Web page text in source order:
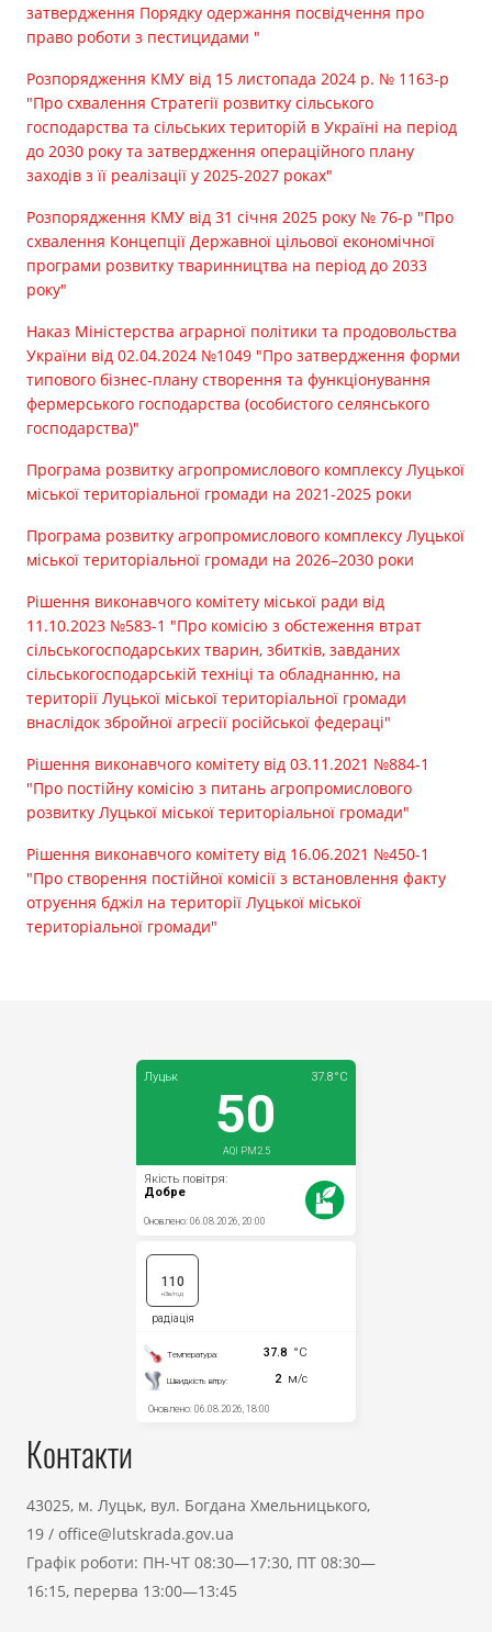
затвердження Порядку одержання посвідчення про
право роботи з пестицидами "
Розпорядження КМУ від 15 листопада 2024 р. № 1163-р
"Про схвалення Стратегії розвитку сільського
господарства та сільських територій в Україні на період
до 2030 року та затвердження операційного плану
заходів з її реалізації у 2025-2027 роках"
Розпорядження КМУ від 31 січня 2025 року № 76-р "Про
схвалення Концепції Державної цільової економічної
програми розвитку тваринництва на період до 2033
року"
Наказ Міністерства аграрної політики та продовольства
України від 02.04.2024 №1049 "Про затвердження форми
типового бізнес-плану створення та функціонування
фермерського господарства (особистого селянського
господарства)"
Програма розвитку агропромислового комплексу Луцької
міської територіальної громади на 2021-2025 роки
Програма розвитку агропромислового комплексу Луцької
міської територіальної громади на 2026–2030 роки
Рішення виконавчого комітету міської ради від
11.10.2023 №583-1 "Про комісію з обстеження втрат
сільськогосподарських тварин, збитків, завданих
сільськогосподарській техніці та обладнанню, на
території Луцької міської територіальної громади
внаслідок збройної агресії російської федераці"
Рішення виконавчого комітету від 03.11.2021 №884-1
"Про постійну комісію з питань агропромислового
розвитку Луцької міської територіальної громади"
Рішення виконавчого комітету від 16.06.2021 №450-1
"Про створення постійної комісії з встановлення факту
отруєння бджіл на території Луцької міської
територіальної громади"
Контакти
43025, м. Луцьк, вул. Богдана Хмельницького,
19 / office@lutskrada.gov.ua
Графік роботи: ПН-ЧТ 08:30—17:30, ПТ 08:30—
16:15, перерва 13:00—13:45